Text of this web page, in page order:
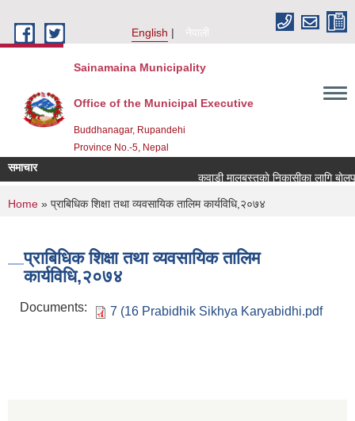
English
नेपाली
Sainamaina Municipality
Office of the Municipal Executive
Buddhanagar, Rupandehi
Province No.-5, Nepal
समाचार
कवाडी मालबस्तुकाे निकासीका लागि
You are here
Home » प्राबिधिक शिक्षा तथा व्यवसायिक तालिम कार्यविधि,२०७४
प्राबिधिक शिक्षा तथा व्यवसायिक तालिम
कार्यविधि,२०७४
Documents: 7 (16 Prabidhik Sikhya Karyabidhi.pdf